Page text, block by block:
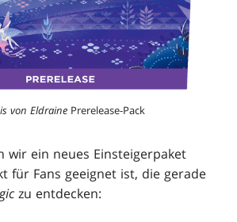
von Eldraine Prerelease-Pack
wir ein neues Einsteigerpaket
für Fans geeignet ist, die gerade
zu entdecken: